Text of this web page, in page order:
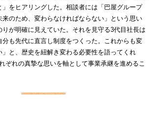
をヒアリングした。相談者には「巴屋グループ
来のため、変わらなければならない」という思い
が明確に見えていた。それを見守る3代目社長は
分も先代に直言し制度をつくった。これからも変
と、歴史を紐解き変わる必要性を語ってくれ
ぞれの真摯な思いを軸として事業承継を進めるこ